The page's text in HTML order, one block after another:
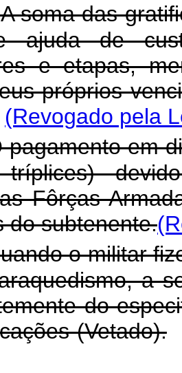
soma das
ajuda de
e etapas,
próprios
(Revogado pela
pagamento em
Fôrças
do subtenente.
o militar
a
do
(Vetado).